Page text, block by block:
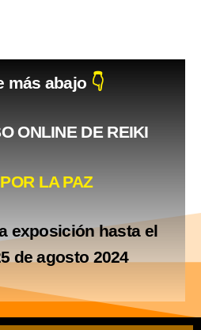
más abajo 👇
ONLINE DE REIKI
LA PAZ
exposición hasta el
de agosto 2024